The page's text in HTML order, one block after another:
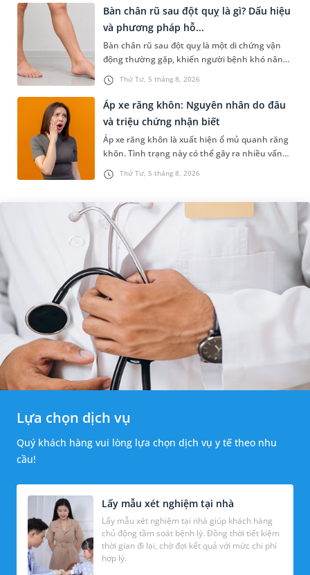
Thứ Tư, 5 tháng 8, 2026
Bàn chân rũ sau đột quỵ là gì? Dấu hiệu
và phương pháp hỗ...
Bàn chân rũ sau đột quỵ là một di chứng vận
động thường gặp, khiến người bệnh khó nâng
bàn chân khi đi lại, làm tăng nguy cơ vấp ngã và
ảnh hưởng đến khả năn...
Thứ Tư, 5 tháng 8, 2026
Áp xe răng khôn: Nguyên nhân do đâu
và triệu chứng nhận biết
Áp xe răng khôn là xuất hiện ổ mủ quanh răng
khôn. Tình trạng này có thể gây ra nhiều vấn
đề nghiêm trọng, đặc biệt gây ảnh hưởng lớn
đến răng số 7. Bài viết...
Lựa chọn dịch vụ
Quý khách hàng vui lòng lựa chọn dịch vụ y tế theo nhu
cầu!
Lấy mẫu xét nghiệm tại nhà
Lấy mẫu xét nghiệm tại nhà giúp khách hàng
chủ động tầm soát bệnh lý. Đồng thời tiết kiệm
thời gian đi lại, chờ đợi kết quả với mức chi phí
hợp lý.